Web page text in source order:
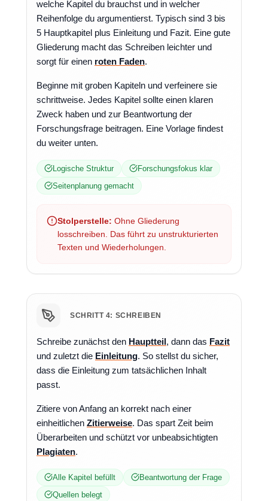
welche Kapitel du brauchst und in welcher
Reihenfolge du argumentierst. Typisch sind 3 bis
5 Hauptkapitel plus Einleitung und Fazit. Eine gute
Gliederung macht das Schreiben leichter und
sorgt für einen roten Faden.
Beginne mit groben Kapiteln und verfeinere sie
schrittweise. Jedes Kapitel sollte einen klaren
Zweck haben und zur Beantwortung der
Forschungsfrage beitragen. Eine Vorlage findest
du weiter unten.
Logische Struktur
Forschungsfokus klar
Seitenplanung gemacht
Stolperstelle: Ohne Gliederung
losschreiben. Das führt zu unstrukturierten
Texten und Wiederholungen.
SCHRITT 4: SCHREIBEN
Schreibe zunächst den Hauptteil, dann das Fazit
und zuletzt die Einleitung. So stellst du sicher,
dass die Einleitung zum tatsächlichen Inhalt
passt.
Zitiere von Anfang an korrekt nach einer
einheitlichen Zitierweise. Das spart Zeit beim
Überarbeiten und schützt vor unbeabsichtigten
Plagiaten.
Alle Kapitel befüllt
Beantwortung der Frage
Quellen belegt